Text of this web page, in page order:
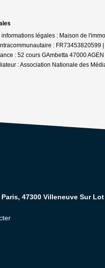
légales : Maison de
:
: 52 cours GAmbetta 47000
: Association Nationale des
Paris, 47300 Villeneuve Sur Lot